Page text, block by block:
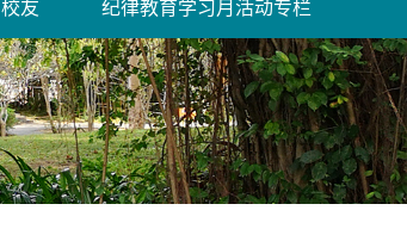
校友 纪律教育学习月活动专栏